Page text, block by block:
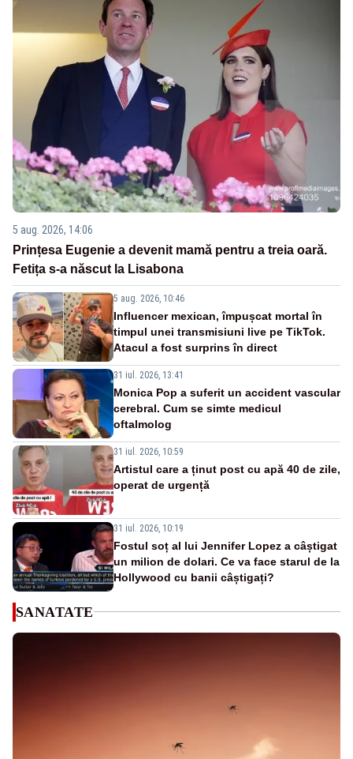
5 aug. 2026, 14:06
Prințesa Eugenie a devenit mamă pentru a treia oară.
Fetița s-a născut la Lisabona
5 aug. 2026, 10:46
Influencer mexican, împușcat mortal în
timpul unei transmisiuni live pe TikTok.
Atacul a fost surprins în direct
31 iul. 2026, 13:41
Monica Pop a suferit un accident vascular
cerebral. Cum se simte medicul
oftalmolog
31 iul. 2026, 10:59
Artistul care a ținut post cu apă 40 de zile,
operat de urgență
31 iul. 2026, 10:19
Fostul soț al lui Jennifer Lopez a câștigat
un milion de dolari. Ce va face starul de la
Hollywood cu banii câștigați?
SANATATE